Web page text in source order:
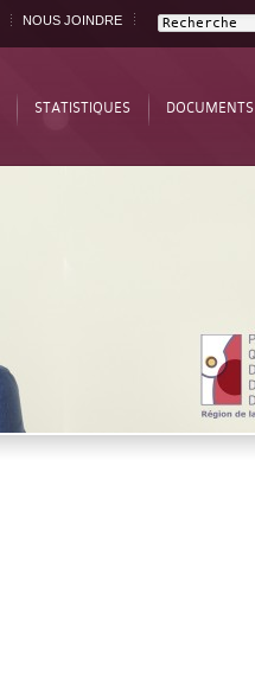
NOUS JOINDRE
STATISTIQUES DOCUMENTS